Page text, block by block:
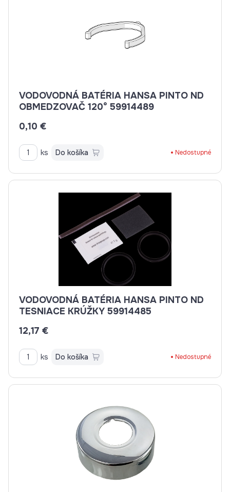
VODOVODNÁ BATÉRIA HANSA PINTO ND
OBMEDZOVAČ 120° 59914489
0,10 €
ks Do košíka Nedostupné
VODOVODNÁ BATÉRIA HANSA PINTO ND
TESNIACE KRÚŽKY 59914485
12,17 €
ks Do košíka Nedostupné